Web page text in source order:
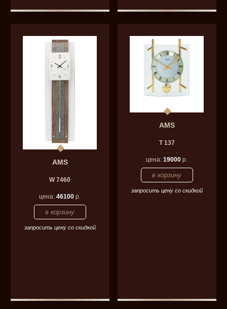
AMS
W 7460
цена:46100 р.
запросить цену со скидкой
AMS
T 137
цена:19000 р.
запросить цену со скидкой